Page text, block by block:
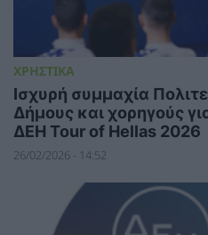
ΧΡΗΣΤΙΚΑ
Ισχυρή συμμαχία
Δήμους και χορηγούς
ΔΕΗ Tour of Hellas 2026
26/02/2026 - 14:52